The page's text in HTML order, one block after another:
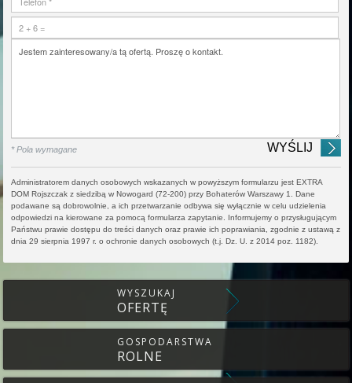
* Pola wymagane
Administratorem danych osobowych wskazanych w powyższym formularzu jest EXTRA
DOM Rojszczak z siedzibą w Nowogard (72-200) przy Bohaterów Warszawy 1. Dane
podawane są dobrowolnie, a ich przetwarzanie odbywa się wyłącznie w celu udzielenia
odpowiedzi na kierowane za pomocą formularza zapytanie. Informujemy o przysługującym
Państwu prawie dostępu do treści danych oraz prawie ich poprawiania, zgodnie z ustawą z
dnia 29 sierpnia 1997 r. o ochronie danych osobowych (t.j. Dz. U. z 2014 poz. 1182).
WYSZUKAJ
OFERTĘ
GOSPODARSTWA
ROLNE